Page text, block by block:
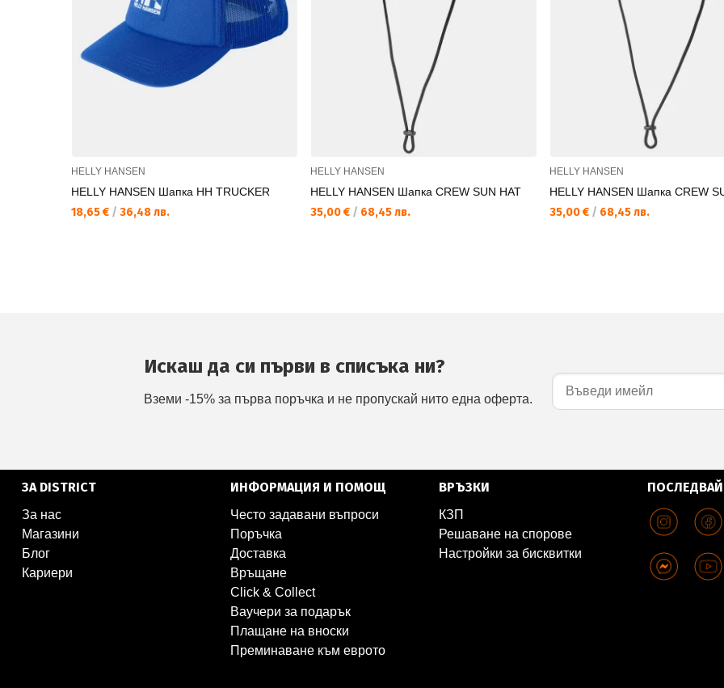
HELLY HANSEN
HELLY HANSEN Шапка HH TRUCKER
18,65 € / 36,48 лв.
HELLY HANSEN
HELLY HANSEN Шапка CREW SUN HAT
35,00 € / 68,45 лв.
HELLY HANSEN
HELLY HANSEN Шапка CREW
35,00 € / 68,45 лв.
Искаш да си първи в списъка ни?
Вземи -15% за първа поръчка и не пропускай нито една оферта.
ЗА DISTRICT
За нас
Магазини
Блог
Кариери
ИНФОРМАЦИЯ И ПОМОЩ
Често задавани въпроси
Поръчка
Доставка
Връщане
Click & Collect
Ваучери за подарък
Плащане на вноски
Преминаване към еврото
ВРЪЗКИ
КЗП
Решаване на спорове
Настройки за бисквитки